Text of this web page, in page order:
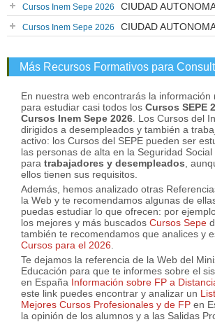
Cursos Inem Sepe 2026 CIUDAD
Cursos Inem Sepe 2026 CIUDAD
Más Recursos Formativos para
En nuestra web encontrarás la información
para estudiar casi todos los Cursos SEPE
Cursos Inem Sepe 2026 . Los Cursos del
dirigidos a desempleados y también a
activo: los Cursos del SEPE pueden ser
las personas de alta en la Seguridad
para trabajadores y desempleados ,
ellos tienen sus requisitos.
Además, hemos analizado otras
la Web y te recomendamos algunas de
puedas estudiar lo que ofrecen: por
los mejores y más buscados Cursos Sepe
también te recomendamos que analices y
Cursos para el 2026
Te dejamos la referencia de la Web del
Educación para que te informes sobre el
en España Información sobre FP a
este link puedes encontrar y analizar un
Mejores Cursos Profesionales y de FP en
la opinión de los alumnos y a las Salidas